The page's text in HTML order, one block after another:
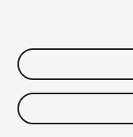
$4.99